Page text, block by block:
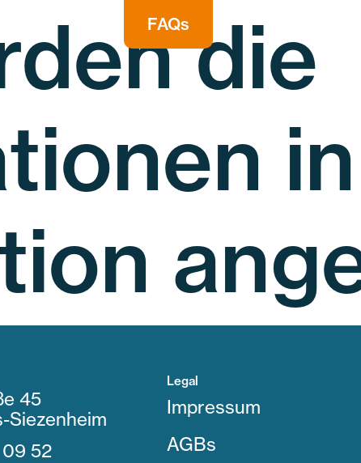
FAQs die
45
Siezenheim
52
Legal
Impressum
AGBs